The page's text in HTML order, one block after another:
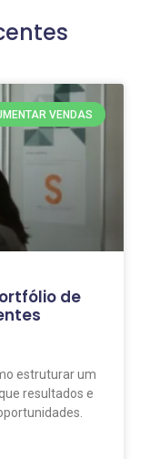
VENDAS
de
estruturar um
resultados e